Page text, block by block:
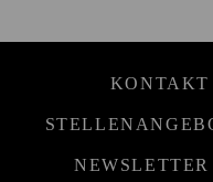
KONTAKT
NEWSLETTER